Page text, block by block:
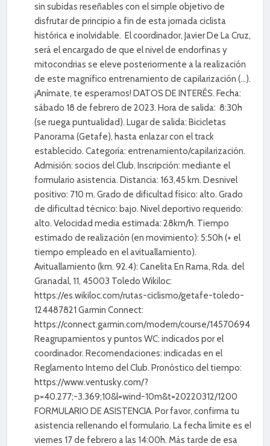
sin subidas reseñables con el simple objetivo de
disfrutar de principio a fin de esta jornada ciclista
histórica e inolvidable. El coordinador, Javier De La Cruz,
será el encargado de que el nivel de endorfinas y
mitocondrias se eleve posteriormente a la realización
de este magnífico entrenamiento de capilarización (…).
¡Anímate, te esperamos! DATOS DE INTERÉS. Fecha:
sábado 18 de febrero de 2023. Hora de salida: 8:30h
(se ruega puntualidad). Lugar de salida: Bicicletas
Panorama (Getafe), hasta enlazar con el track
establecido. Categoría: entrenamiento/capilarización.
Admisión: socios del Club. Inscripción: mediante el
formulario asistencia. Distancia: 163,45 km. Desnivel
positivo: 710 m. Grado de dificultad físico: alto. Grado
de dificultad técnico: bajo. Nivel deportivo requerido:
alto. Velocidad media estimada: 28km/h. Tiempo
estimado de realización (en movimiento): 5:50h (+ el
tiempo empleado en el avituallamiento).
Avituallamiento (km. 92.4): Canelita En Rama, Rda. del
Granadal, 11, 45003 Toledo Wikiloc:
https://es.wikiloc.com/rutas-ciclismo/getafe-toledo-
124487821 Garmin Connect:
https://connect.garmin.com/modern/course/145706947
Reagrupamientos y puntos WC: indicados por el
coordinador. Recomendaciones: indicadas en el
Reglamento Interno del Club. Pronóstico del tiempo:
https://www.ventusky.com/?
p=40.277;-3.369;10&l=wind-10m&t=20220312/1200
FORMULARIO DE ASISTENCIA. Por favor, confirma tu
asistencia rellenando el formulario. La fecha límite es el
viernes 17 de febrero a las 14:00h. Más tarde de esa